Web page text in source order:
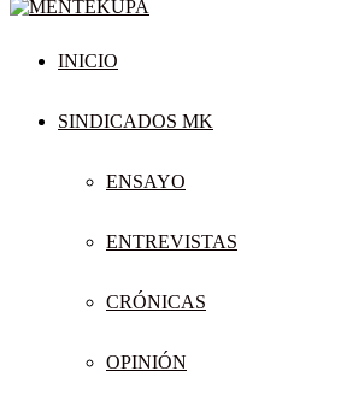
INICIO
SINDICADOS MK
ENSAYO
ENTREVISTAS
CRÓNICAS
OPINIÓN